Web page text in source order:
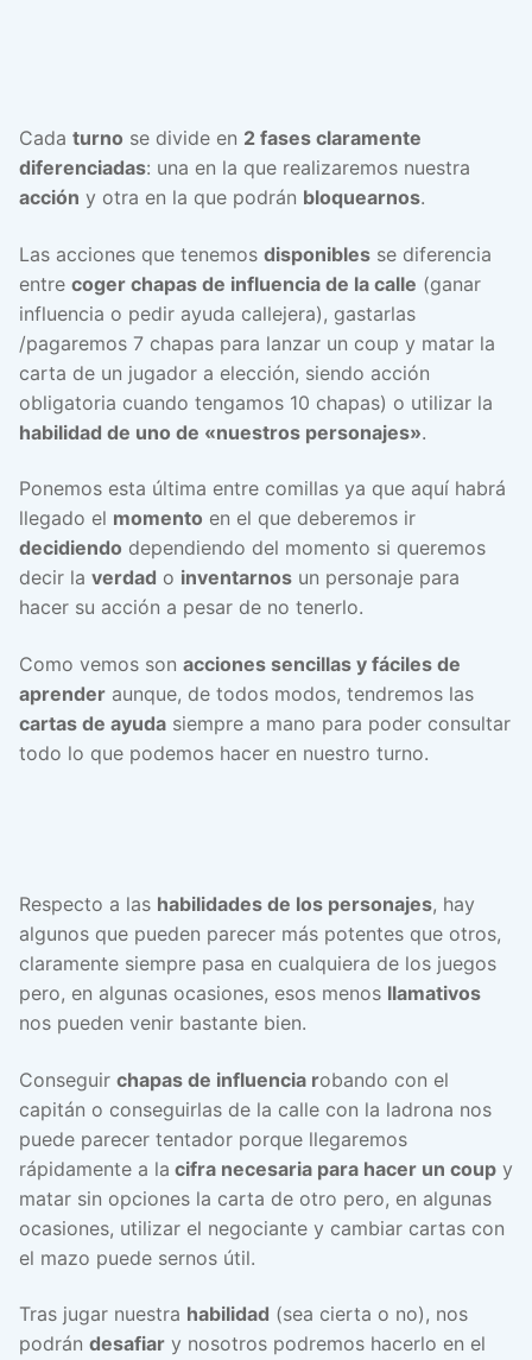
Cada turno se divide en 2 fases claramente
diferenciadas: una en la que realizaremos nuestra
acción y otra en la que podrán bloquearnos.
Las acciones que tenemos disponibles se diferencia
entre coger chapas de influencia de la calle (ganar
influencia o pedir ayuda callejera), gastarlas
/pagaremos 7 chapas para lanzar un coup y matar la
carta de un jugador a elección, siendo acción
obligatoria cuando tengamos 10 chapas) o utilizar la
habilidad de uno de «nuestros personajes».
Ponemos esta última entre comillas ya que aquí habrá
llegado el momento en el que deberemos ir
decidiendo dependiendo del momento si queremos
decir la verdad o inventarnos un personaje para
hacer su acción a pesar de no tenerlo.
Como vemos son acciones sencillas y fáciles de
aprender aunque, de todos modos, tendremos las
cartas de ayuda siempre a mano para poder consultar
todo lo que podemos hacer en nuestro turno.
Respecto a las habilidades de los personajes, hay
algunos que pueden parecer más potentes que otros,
claramente siempre pasa en cualquiera de los juegos
pero, en algunas ocasiones, esos menos llamativos
nos pueden venir bastante bien.
Conseguir chapas de influencia robando con el
capitán o conseguirlas de la calle con la ladrona nos
puede parecer tentador porque llegaremos
rápidamente a la cifra necesaria para hacer un coup y
matar sin opciones la carta de otro pero, en algunas
ocasiones, utilizar el negociante y cambiar cartas con
el mazo puede sernos útil.
Tras jugar nuestra habilidad (sea cierta o no), nos
podrán desafiar y nosotros podremos hacerlo en el